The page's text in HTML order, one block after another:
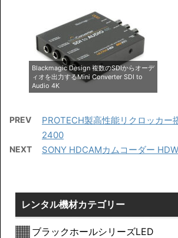
Blackmagic Design 複数のSDIからオーデ
ィオを出力するMini Converter SDI to
Audio 4K
PREV
PROTECH製高性能リクロッカー
2400
NEXT SONY HDCAMカムコーダー
レンタル機材カテゴリー
ブラックホールシリーズLED